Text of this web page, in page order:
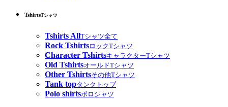
TshirtsTシャツ
Tshirts AllTシャツ全て
Rock TshirtsロックTシャツ
Character TshirtsキャラクターTシャツ
Old TshirtsオールドTシャツ
Other Tshirtsその他Tシャツ
Tank topタンクトップ
Polo shirtsポロシャツ